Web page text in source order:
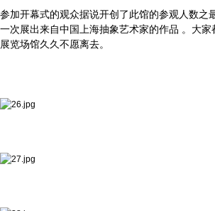
参加开幕式的观众据说开创了此馆的参观人数之
一次展出来自中国上海抽象艺术家的作品 。大
展览场馆久久不愿离去。